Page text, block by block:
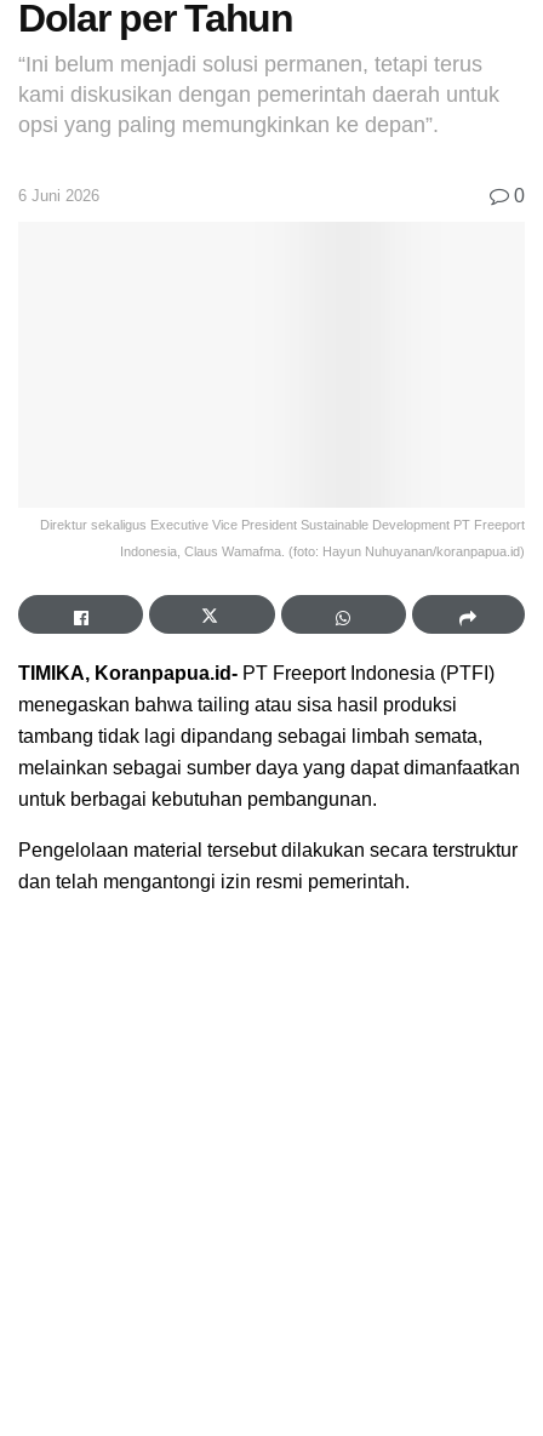
Dolar per Tahun
“Ini belum menjadi solusi permanen, tetapi terus
kami diskusikan dengan pemerintah daerah untuk
opsi yang paling memungkinkan ke depan”.
6 Juni 2026 0
Direktur sekaligus Executive Vice President Sustainable Development PT Freeport
Indonesia, Claus Wamafma. (foto: Hayun Nuhuyanan/koranpapua.id)
TIMIKA, Koranpapua.id- PT Freeport Indonesia (PTFI)
menegaskan bahwa tailing atau sisa hasil produksi
tambang tidak lagi dipandang sebagai limbah semata,
melainkan sebagai sumber daya yang dapat dimanfaatkan
untuk berbagai kebutuhan pembangunan.
Pengelolaan material tersebut dilakukan secara terstruktur
dan telah mengantongi izin resmi pemerintah.